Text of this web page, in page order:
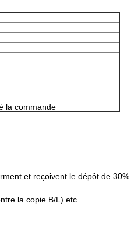
la commande
et reçoivent le dépôt de 30%
la copie B/L) etc.